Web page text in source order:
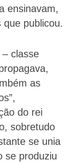
ensinavam,
publicou.
classe
as
do rei
sobretudo
se unia
se produziu